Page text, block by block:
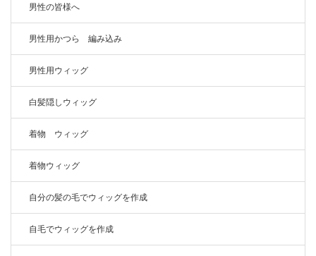
男性の皆様へ
男性用かつら 編み込み
男性用ウィッグ
白髪隠しウィッグ
着物 ウィッグ
着物ウィッグ
自分の髪の毛でウィッグを作成
自毛でウィッグを作成